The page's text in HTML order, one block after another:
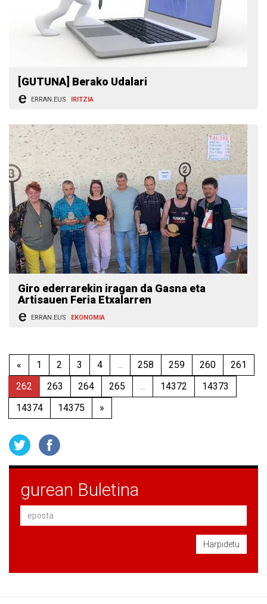
[GUTUNA] Berako Udalari
ERRAN.EUS IRITZIA
Giro ederrarekin iragan da Gasna eta
Artisauen Feria Etxalarren
ERRAN.EUS EKONOMIA
« 1 2 3 4 ... 258 259 260
261
262
263 264 265 ... 14372
14373
14374
14375 »
gurean Buletina
Harpidetu